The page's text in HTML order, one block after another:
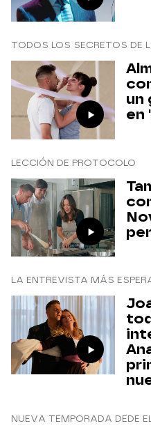
TODOS LOS SECRETOS DE
un
en
LECCIÓN DE PROTOCOLO
NUEVA TEMPORADA DEDE